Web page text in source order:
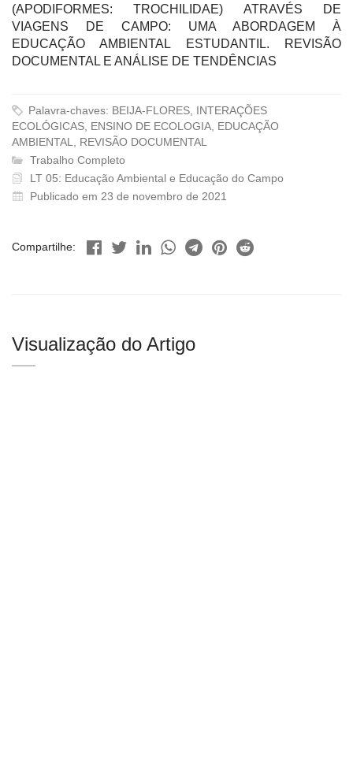
(APODIFORMES: TROCHILIDAE) ATRAVÉS DE
VIAGENS DE CAMPO: UMA ABORDAGEM À
EDUCAÇÃO AMBIENTAL ESTUDANTIL. REVISÃO
DOCUMENTAL E ANÁLISE DE TENDÊNCIAS
Palavra-chaves: BEIJA-FLORES, INTERAÇÕES
ECOLÓGICAS, ENSINO DE ECOLOGIA, EDUCAÇÃO
AMBIENTAL, REVISÃO DOCUMENTAL
Trabalho Completo
LT 05: Educação Ambiental e Educação do Campo
Publicado em 23 de novembro de 2021
Compartilhe:
Visualização do Artigo